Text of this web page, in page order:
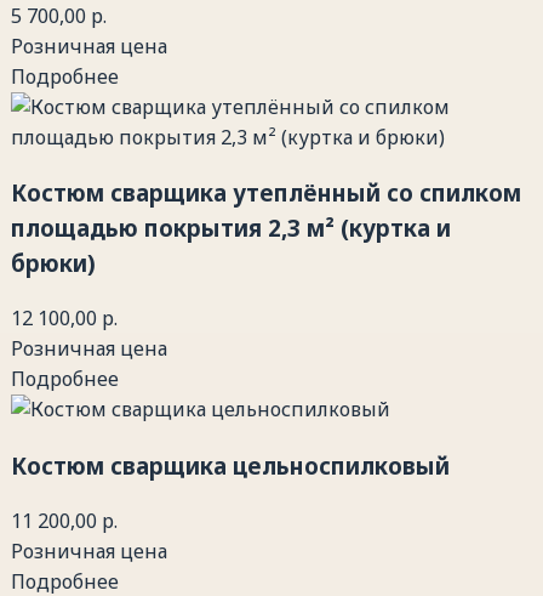
5 700,00 р.
Розничная цена
Подробнее
Костюм сварщика утеплённый со спилком
площадью покрытия 2,3 м² (куртка и
брюки)
12 100,00 р.
Розничная цена
Подробнее
Костюм сварщика цельноспилковый
11 200,00 р.
Розничная цена
Подробнее